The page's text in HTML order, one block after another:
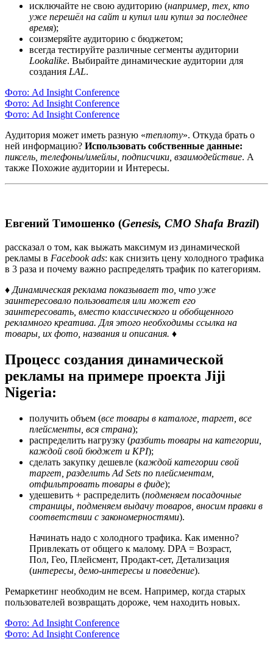
исключайте не свою аудиторию (например, тех, кто
уже перешёл на сайт и купил или купил за последнее
время);
соизмеряйте аудиторию с бюджетом;
всегда тестируйте различные сегменты аудитории
Lookalike. Выбирайте динамические аудитории для
создания LAL.
Фото: Ad Insight Conference
Фото: Ad Insight Conference
Фото: Ad Insight Conference
Аудитория может иметь разную «теплоту». Откуда брать о
ней информацию? Использовать собственные данные:
пиксель, телефоны/имейлы, подписчики, взаимодействие. А
также Похожие аудитории и Интересы.
Евгений Тимошенко (Genesis, CMO Shafa Brazil)
рассказал о том, как выжать максимум из динамической
рекламы в Facebook ads: как снизить цену холодного трафика
в 3 раза и почему важно распределять трафик по категориям.
♦ Динамическая реклама показывает то, что уже
заинтересовало пользователя или может его
заинтересовать, вместо классического и обобщенного
рекламного креатива. Для этого необходимы ссылка на
товары, их фото, названия и описания. ♦
Процесс создания динамической
рекламы на примере проекта Jiji
Nigeria:
получить объем (все товары в каталоге, таргет, все
плейсменты, вся страна);
распределить нагрузку (разбить товары на категории,
каждой свой бюджет и KPI);
сделать закупку дешевле (каждой категории свой
таргет, разделить Ad Sets по плейсментам,
отфильтровать товары в фиде);
удешевить + распределить (подменяем посадочные
страницы, подменяем выдачу товаров, вносим правки в
соответствии с закономерностями).
Начинать надо с холодного трафика. Как именно?
Привлекать от общего к малому. DPA = Возраст,
Пол, Гео, Плейсмент, Продакт-сет, Детализация
(интересы, демо-интересы и поведение).
Ремаркетинг необходим не всем. Например, когда старых
пользователей возвращать дороже, чем находить новых.
Фото: Ad Insight Conference
Фото: Ad Insight Conference